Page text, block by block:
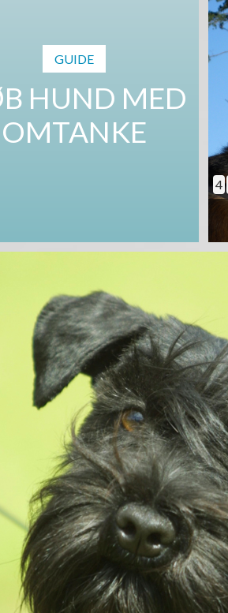
GUIDE
HUND MED
OMTANKE
4